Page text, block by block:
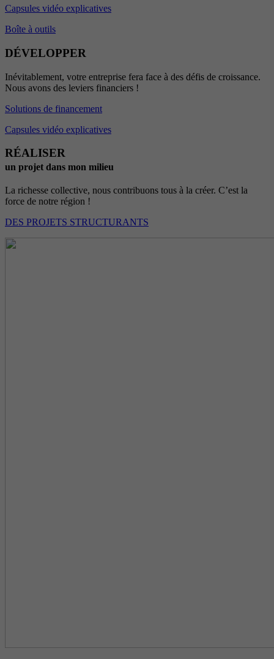
Capsules vidéo explicatives
Boîte à outils
DÉVELOPPER
Inévitablement, votre entreprise fera face à des défis de croissance.
Nous avons des leviers financiers !
Solutions de financement
Capsules vidéo explicatives
RÉALISER
un projet dans mon milieu
La richesse collective, nous contribuons tous à la créer. C’est la
force de notre région !
DES PROJETS STRUCTURANTS